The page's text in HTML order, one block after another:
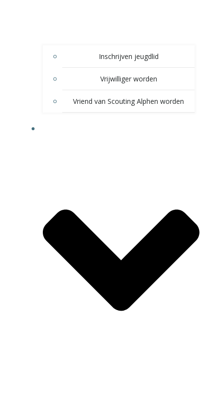
Inschrijven jeugdlid
Vrijwilliger worden
Vriend van Scouting Alphen worden